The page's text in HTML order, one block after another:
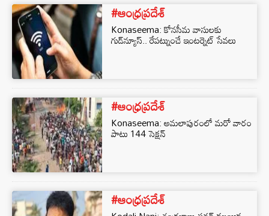
#ఆంధ్రప్రదేశ్
Konaseema: కోనసీమ వాసులకు
గుడ్‌న్యూస్.. రేపట్నుంచే ఇంటర్నెట్ సేవలు
#ఆంధ్రప్రదేశ్
Konaseema: అమలాపురంలో మరో వారం
పాటు 144 సెక్షన్
#ఆంధ్రప్రదేశ్